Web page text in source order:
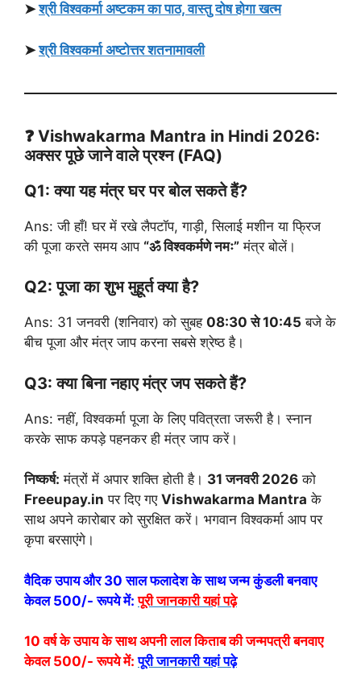
➤श्री विश्वकर्मा अष्टकम का पाठ, वास्तु दोष होगा खत्म
➤श्री विश्वकर्मा अष्टोत्तर शतनामावली
❓ Vishwakarma Mantra in Hindi 2026:
अक्सर पूछे जाने वाले प्रश्न (FAQ)
Q1: क्या यह मंत्र घर पर बोल सकते हैं?
Ans: जी हाँ! घर में रखे लैपटॉप, गाड़ी, सिलाई मशीन या फ्रिज
की पूजा करते समय आप “ॐ विश्वकर्मणे नमः” मंत्र बोलें।
Q2: पूजा का शुभ मुहूर्त क्या है?
Ans: 31 जनवरी (शनिवार) को सुबह 08:30 से 10:45 बजे के
बीच पूजा और मंत्र जाप करना सबसे श्रेष्ठ है।
Q3: क्या बिना नहाए मंत्र जप सकते हैं?
Ans: नहीं, विश्वकर्मा पूजा के लिए पवित्रता जरूरी है। स्नान
करके साफ कपड़े पहनकर ही मंत्र जाप करें।
निष्कर्ष: मंत्रों में अपार शक्ति होती है। 31 जनवरी 2026 को
Freeupay.in पर दिए गए Vishwakarma Mantra के
साथ अपने कारोबार को सुरक्षित करें। भगवान विश्वकर्मा आप पर
कृपा बरसाएंगे।
वैदिक उपाय और 30 साल फलादेश के साथ जन्म कुंडली बनवाए
केवल 500/- रूपये में: पूरी जानकारी यहां पढ़े
10 वर्ष के उपाय के साथ अपनी लाल किताब की जन्मपत्री बनवाए
केवल 500/- रूपये में: पूरी जानकारी यहां पढ़े